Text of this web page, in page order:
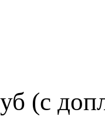
(с